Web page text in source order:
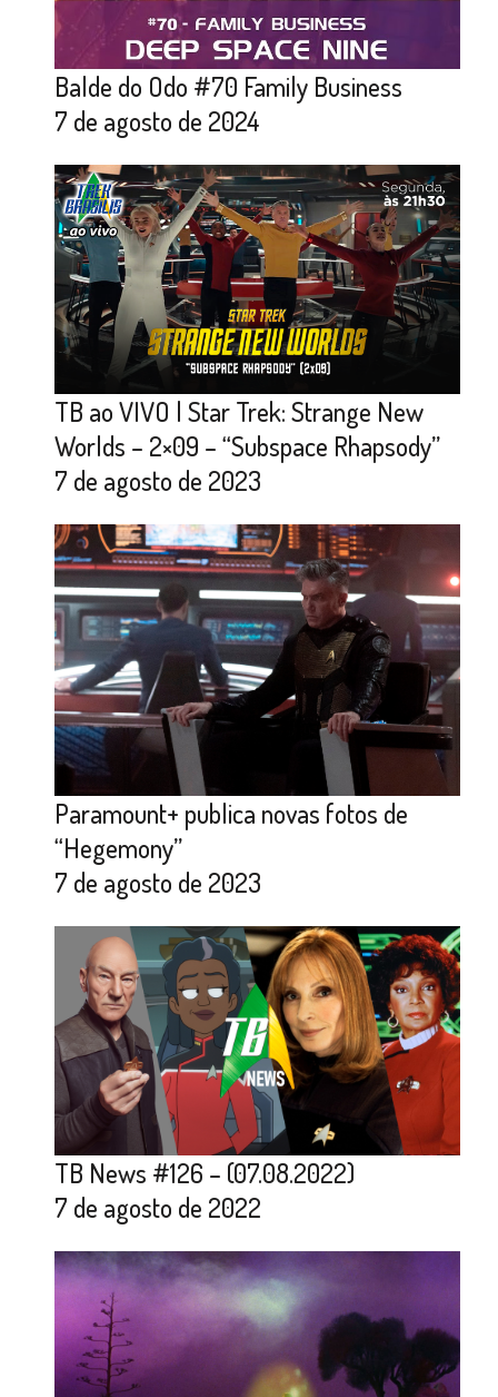
Balde do Odo #70 Family Business
7 de agosto de 2024
TB ao VIVO | Star Trek: Strange New
Worlds – 2×09 – “Subspace Rhapsody”
7 de agosto de 2023
Paramount+ publica novas fotos de
“Hegemony”
7 de agosto de 2023
TB News #126 – (07.08.2022)
7 de agosto de 2022